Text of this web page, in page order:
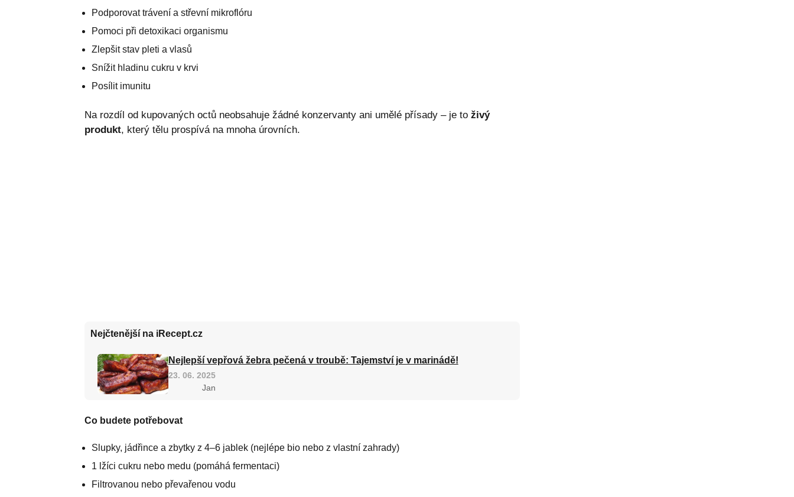
Podporovat trávení a střevní mikroflóru
Pomoci při detoxikaci organismu
Zlepšit stav pleti a vlasů
Snížit hladinu cukru v krvi
Posílit imunitu
Na rozdíl od kupovaných octů neobsahuje žádné konzervanty ani umělé přísady – je to živý
produkt, který tělu prospívá na mnoha úrovních.
Nejčtenější na iRecept.cz
Nejlepší vepřová žebra pečená v troubě: Tajemství je v marinádě!
23. 06. 2025
Jan
Co budete potřebovat
Slupky, jádřince a zbytky z 4–6 jablek (nejlépe bio nebo z vlastní zahrady)
1 lžíci cukru nebo medu (pomáhá fermentaci)
Filtrovanou nebo převařenou vodu